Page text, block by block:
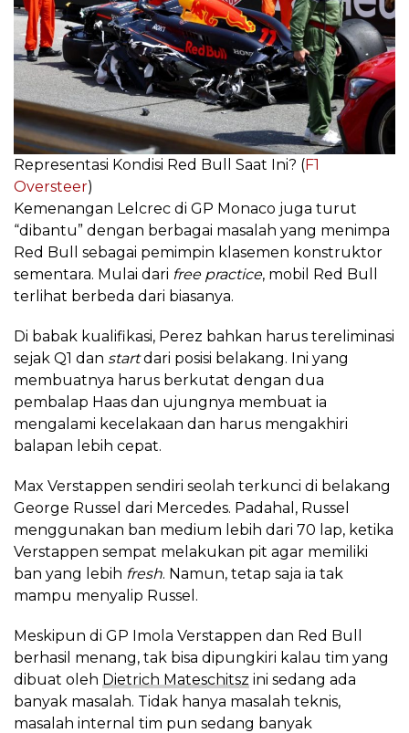
Representasi Kondisi Red Bull Saat Ini? (F1
Oversteer)
Kemenangan Lelcrec di GP Monaco juga turut
“dibantu” dengan berbagai masalah yang menimpa
Red Bull sebagai pemimpin klasemen konstruktor
sementara. Mulai dari free practice, mobil Red Bull
terlihat berbeda dari biasanya.
Di babak kualifikasi, Perez bahkan harus tereliminasi
sejak Q1 dan startdari posisi belakang. Ini yang
membuatnya harus berkutat dengan dua
pembalap Haas dan ujungnya membuat ia
mengalami kecelakaan dan harus mengakhiri
balapan lebih cepat.
Max Verstappen sendiri seolah terkunci di belakang
George Russel dari Mercedes. Padahal, Russel
menggunakan ban medium lebih dari 70 lap, ketika
Verstappen sempat melakukan pit agar memiliki
ban yang lebih fresh. Namun, tetap saja ia tak
mampu menyalip Russel.
Meskipun di GP Imola Verstappen dan Red Bull
berhasil menang, tak bisa dipungkiri kalau tim yang
dibuat oleh Dietrich Mateschitsz ini sedang ada
banyak masalah. Tidak hanya masalah teknis,
masalah internal tim pun sedang banyak